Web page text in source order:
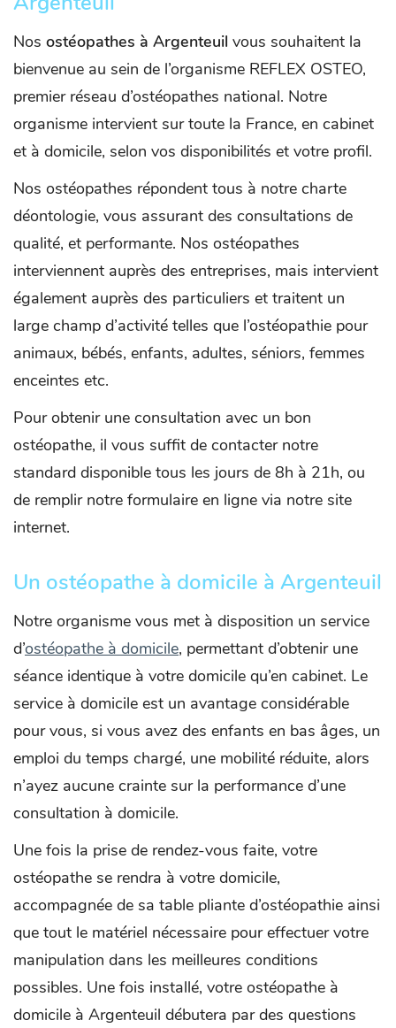
Nos ostéopathes à Argenteuil vous souhaitent la
bienvenue au sein de l’organisme REFLEX OSTEO,
premier réseau d’ostéopathes national. Notre
organisme intervient sur toute la France, en cabinet
et à domicile, selon vos disponibilités et votre profil.
Nos ostéopathes répondent tous à notre charte
déontologie, vous assurant des consultations de
qualité, et performante. Nos ostéopathes
interviennent auprès des entreprises, mais intervient
également auprès des particuliers et traitent un
large champ d’activité telles que l’ostéopathie pour
animaux, bébés, enfants, adultes, séniors, femmes
enceintes etc.
Pour obtenir une consultation avec un bon
ostéopathe, il vous suffit de contacter notre
standard disponible tous les jours de 8h à 21h, ou
de remplir notre formulaire en ligne via notre site
internet.
Un ostéopathe à domicile à Argenteuil
Notre organisme vous met à disposition un service
d’ostéopathe à domicile, permettant d’obtenir une
séance identique à votre domicile qu’en cabinet. Le
service à domicile est un avantage considérable
pour vous, si vous avez des enfants en bas âges, un
emploi du temps chargé, une mobilité réduite, alors
n’ayez aucune crainte sur la performance d’une
consultation à domicile.
Une fois la prise de rendez-vous faite, votre
ostéopathe se rendra à votre domicile,
accompagnée de sa table pliante d’ostéopathie ainsi
que tout le matériel nécessaire pour effectuer votre
manipulation dans les meilleures conditions
possibles. Une fois installé, votre ostéopathe à
domicile à Argenteuil débutera par des questions